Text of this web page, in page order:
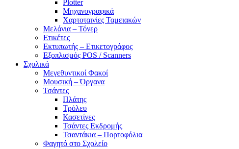
Plotter
Μηχανογραφικά
Χαρτοταινίες Ταμειακών
Μελάνια – Τόνερ
Ετικέτες
Εκτυπωτής – Ετικετογράφος
Εξοπλισμός POS / Scanners
Σχολικά
Μεγεθυντικοί Φακοί
Μουσική – Όργανα
Τσάντες
Πλάτης
Τρόλευ
Κασετίνες
Τσάντες Εκδρομής
Τσαντάκια – Πορτοφόλια
Φαγητό στο Σχολείο